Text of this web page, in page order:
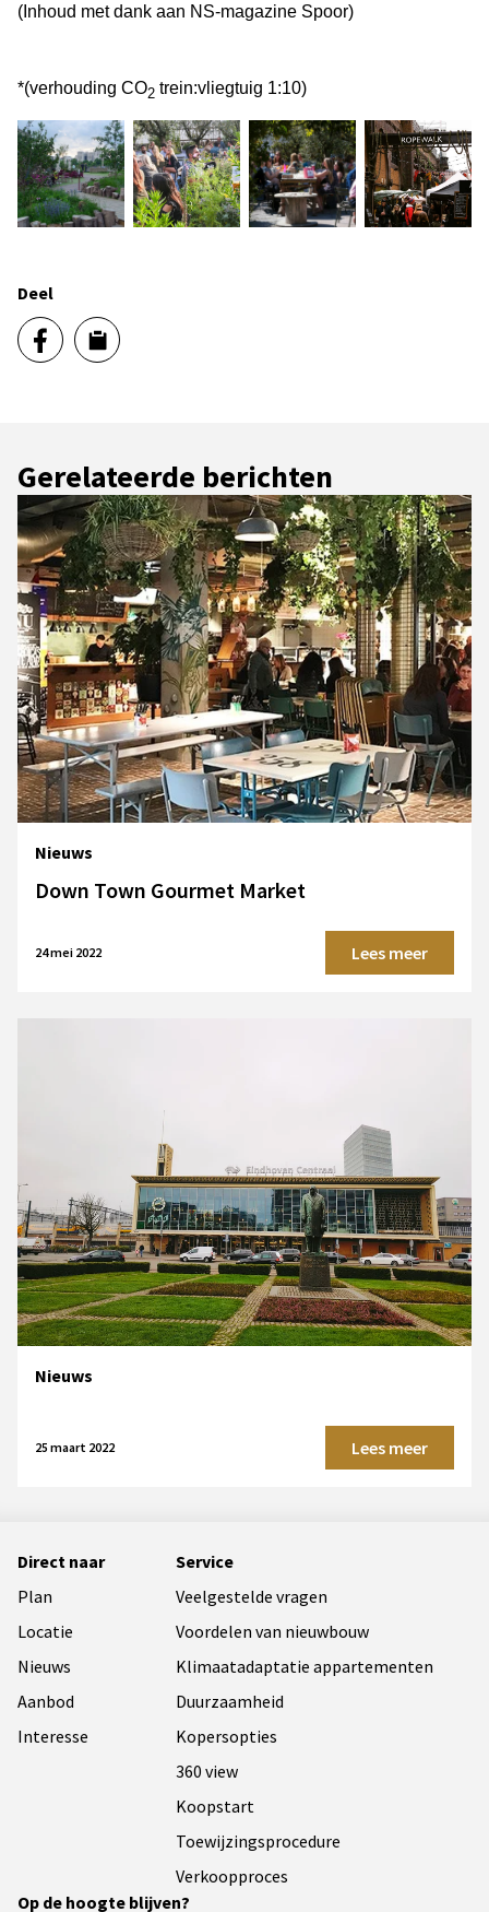
(Inhoud met dank aan NS-magazine Spoor)
*(verhouding CO2 trein:vliegtuig 1:10)
Deel
Gerelateerde berichten
Nieuws
Down Town Gourmet Market
24 mei 2022 Lees meer
Nieuws
25 maart 2022 Lees meer
Direct naar
Plan
Locatie
Nieuws
Aanbod
Interesse
Service
Veelgestelde vragen
Voordelen van nieuwbouw
Klimaatadaptatie appartementen
Duurzaamheid
Kopersopties
360 view
Koopstart
Toewijzingsprocedure
Verkoopproces
Op de hoogte blijven?